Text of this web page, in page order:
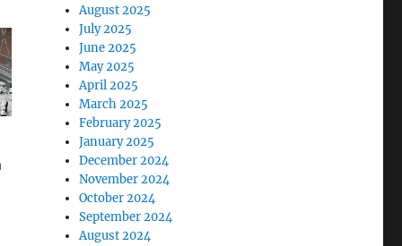
August 2025
July 2025
June 2025
May 2025
April 2025
March 2025
February 2025
January 2025
December 2024
November 2024
October 2024
September 2024
August 2024